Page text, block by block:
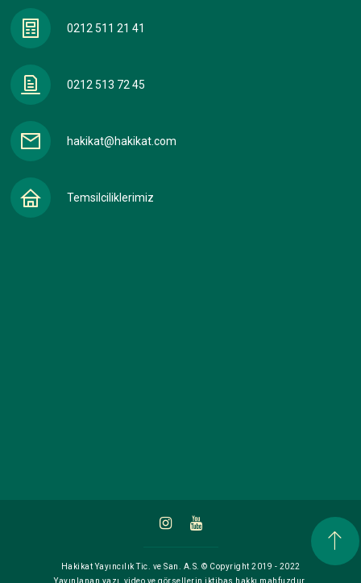
0212 511 21 41
0212 513 72 45
hakikat@hakikat.com
Temsilciliklerimiz
Hakikat Yayıncılık Tic. ve San. A.S. © Copyright 2019 - 2022